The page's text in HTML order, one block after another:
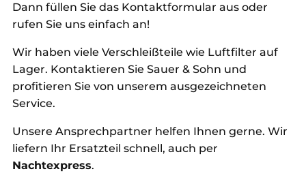
Dann füllen Sie das Kontaktformular aus oder
rufen Sie uns einfach an!
Wir haben viele Verschleißteile wie Luftfilter auf
Lager. Kontaktieren Sie Sauer & Sohn und
profitieren Sie von unserem ausgezeichneten
Service.
Unsere Ansprechpartner helfen Ihnen gerne. Wir
liefern Ihr Ersatzteil schnell, auch per
Nachtexpress.